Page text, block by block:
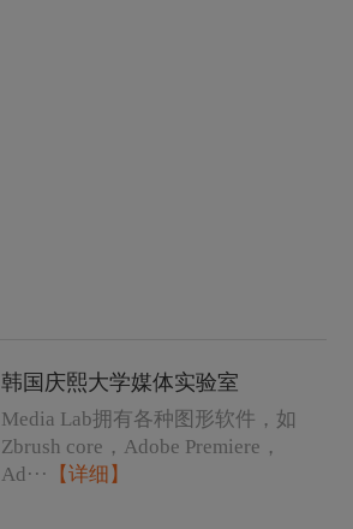
韩国庆熙大学媒体实验室
Media Lab拥有各种图形软件，如
Zbrush core，Adobe Premiere，
Ad···
【详细】